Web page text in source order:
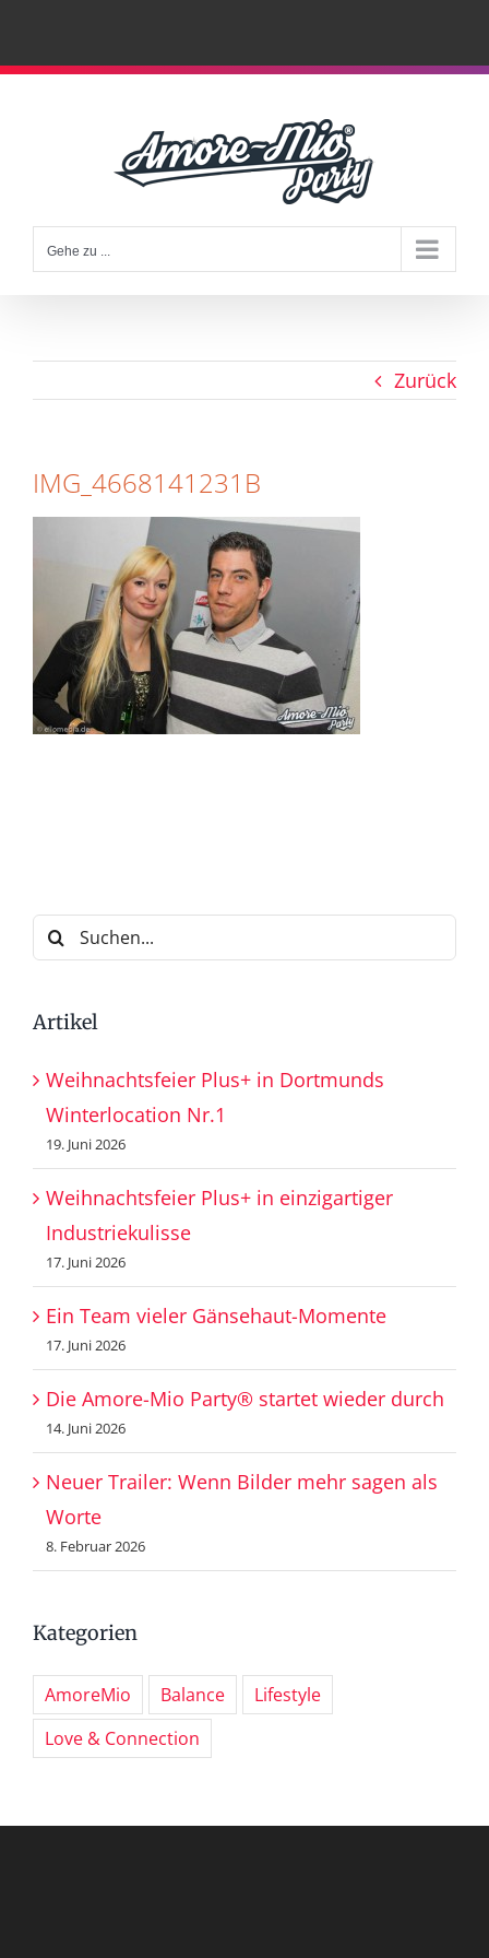
Zum
Gehe zu ...
Zurück
IMG_4668141231B
Suche
nach:
Artikel
Weihnachtsfeier Plus+ in Dortmunds
Winterlocation Nr.1
19. Juni 2026
Weihnachtsfeier Plus+ in einzigartiger
Industriekulisse
17. Juni 2026
Ein Team vieler Gänsehaut-Momente
17. Juni 2026
Die Amore-Mio Party® startet wieder durch
14. Juni 2026
Neuer Trailer: Wenn Bilder mehr sagen als
Worte
8. Februar 2026
Kategorien
AmoreMio Balance
Lifestyle
Love & Connection